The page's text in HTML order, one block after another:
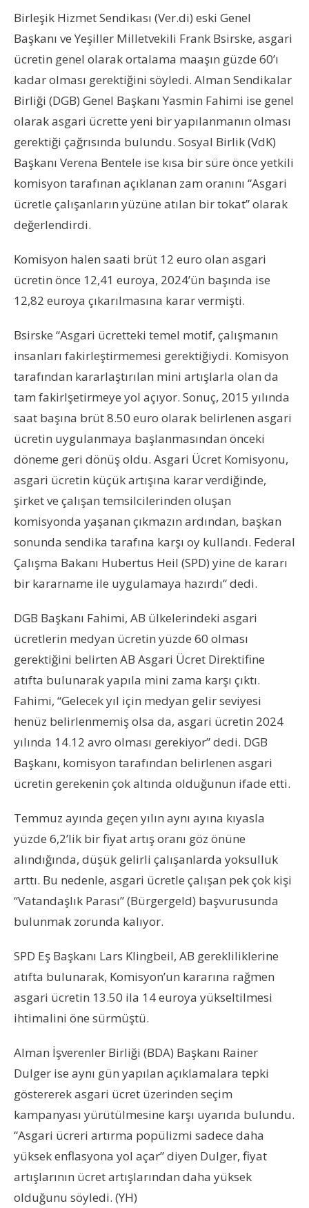
Birleşik Hizmet Sendikası (Ver.di) eski Genel
Başkanı ve Yeşiller Milletvekili Frank Bsirske, asgari
ücretin genel olarak ortalama maaşın güzde 60’ı
kadar olması gerektiğini söyledi. Alman Sendikalar
Birliği (DGB) Genel Başkanı Yasmin Fahimi ise genel
olarak asgari ücrette yeni bir yapılanmanın olması
gerektiği çağrısında bulundu. Sosyal Birlik (VdK)
Başkanı Verena Bentele ise kısa bir süre önce yetkili
komisyon tarafınan açıklanan zam oranını “Asgari
ücretle çalışanların yüzüne atılan bir tokat” olarak
değerlendirdi.
Komisyon halen saati brüt 12 euro olan asgari
ücretin önce 12,41 euroya, 2024’ün başında ise
12,82 euroya çıkarılmasına karar vermişti.
Bsirske “Asgari ücretteki temel motif, çalışmanın
insanları fakirleştirmemesi gerektiğiydi. Komisyon
tarafından kararlaştırılan mini artışlarla olan da
tam fakirlşetirmeye yol açıyor. Sonuç, 2015 yılında
saat başına brüt 8.50 euro olarak belirlenen asgari
ücretin uygulanmaya başlanmasından önceki
döneme geri dönüş oldu. Asgari Ücret Komisyonu,
asgari ücretin küçük artışına karar verdiğinde,
şirket ve çalışan temsilcilerinden oluşan
komisyonda yaşanan çıkmazın ardından, başkan
sonunda sendika tarafına karşı oy kullandı. Federal
Çalışma Bakanı Hubertus Heil (SPD) yine de kararı
bir kararname ile uygulamaya hazırdı“ dedi.
DGB Başkanı Fahimi, AB ülkelerindeki asgari
ücretlerin medyan ücretin yüzde 60 olması
gerektiğini belirten AB Asgari Ücret Direktifine
atıfta bulunarak yapıla mini zama karşı çıktı.
Fahimi, “Gelecek yıl için medyan gelir seviyesi
henüz belirlenmemiş olsa da, asgari ücretin 2024
yılında 14.12 avro olması gerekiyor” dedi. DGB
Başkanı, komisyon tarafından belirlenen asgari
ücretin gerekenin çok altında olduğunun ifade etti.
Temmuz ayında geçen yılın aynı ayına kıyasla
yüzde 6,2’lik bir fiyat artış oranı göz önüne
alındığında, düşük gelirli çalışanlarda yoksulluk
arttı. Bu nedenle, asgari ücretle çalışan pek çok kişi
“Vatandaşlık Parası” (Bürgergeld) başvurusunda
bulunmak zorunda kalıyor.
SPD Eş Başkanı Lars Klingbeil, AB gerekliliklerine
atıfta bulunarak, Komisyon’un kararına rağmen
asgari ücretin 13.50 ila 14 euroya yükseltilmesi
ihtimalini öne sürmüştü.
Alman İşverenler Birliği (BDA) Başkanı Rainer
Dulger ise aynı gün yapılan açıklamalara tepki
göstererek asgari ücret üzerinden seçim
kampanyası yürütülmesine karşı uyarıda bulundu.
“Asgari ücreri artırma popülizmi sadece daha
yüksek enflasyona yol açar” diyen Dulger, fiyat
artışlarının ücret artışlarından daha yüksek
olduğunu söyledi. (YH)